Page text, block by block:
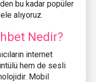
bu kadar popüler
alıyoruz.
Nedir?
internet
hem de sesli
Mobil